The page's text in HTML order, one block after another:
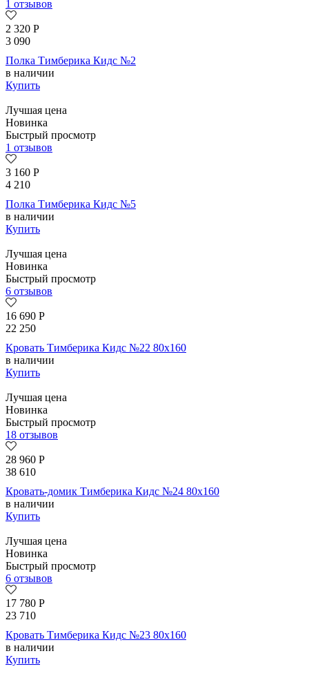
1 отзывов
2 320 Р
3 090
Полка Тимберика Кидс №2
в наличии
Купить
Лучшая цена
Новинка
Быстрый просмотр
1 отзывов
3 160 Р
4 210
Полка Тимберика Кидс №5
в наличии
Купить
Лучшая цена
Новинка
Быстрый просмотр
6 отзывов
16 690 Р
22 250
Кровать Тимберика Кидс №22 80х160
в наличии
Купить
Лучшая цена
Новинка
Быстрый просмотр
18 отзывов
28 960 Р
38 610
Кровать-домик Тимберика Кидс №24 80х160
в наличии
Купить
Лучшая цена
Новинка
Быстрый просмотр
6 отзывов
17 780 Р
23 710
Кровать Тимберика Кидс №23 80х160
в наличии
Купить